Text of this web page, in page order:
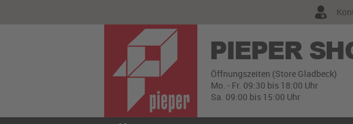
Öffnungszeiten (Store Gladbeck)
Mo. - Fr. 09:30 bis 18:00 Uhr
Sa. 09:00 bis 15:00 Uhr